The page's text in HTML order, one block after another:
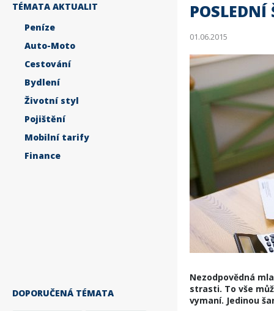
TÉMATA AKTUALIT
Peníze
Auto-Moto
Cestování
Bydlení
Životní styl
Pojištění
Mobilní tarify
Finance
DOPORUČENÁ TÉMATA
01.06.2015
Nezodpovědná
strasti. To vše
vymaní. Jedinou